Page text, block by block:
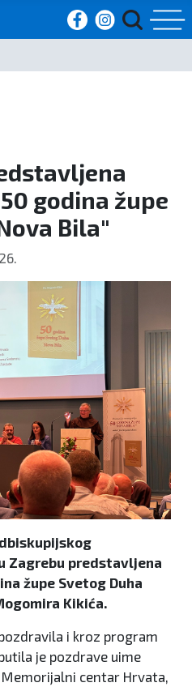
godina župe
Bila"
Zagrebu predstavljena
župe Svetog Duha
Kikića.
i kroz program
je pozdrave uime
centar Hrvata,